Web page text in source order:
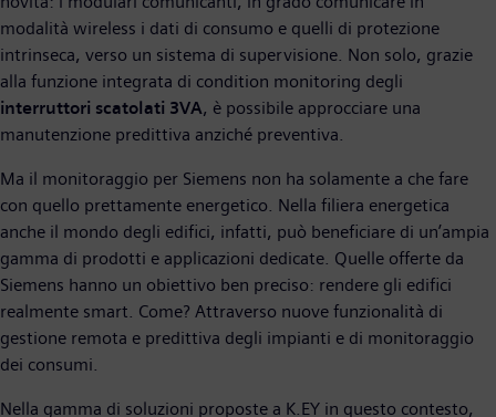
modalità wireless i dati di consumo e quelli di protezione
intrinseca, verso un sistema di supervisione. Non solo, grazie
alla funzione integrata di condition monitoring degli
interruttori scatolati 3VA, è possibile approcciare una
manutenzione predittiva anziché preventiva.
Ma il monitoraggio per Siemens non ha solamente a che fare
con quello prettamente energetico. Nella filiera energetica
anche il mondo degli edifici, infatti, può beneficiare di un’ampia
gamma di prodotti e applicazioni dedicate. Quelle offerte da
Siemens hanno un obiettivo ben preciso: rendere gli edifici
realmente smart. Come? Attraverso nuove funzionalità di
gestione remota e predittiva degli impianti e di monitoraggio
dei consumi.
Nella gamma di soluzioni proposte a K.EY in questo contesto,